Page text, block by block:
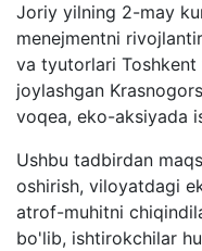
Joriy yilning 2-may
menejmentni
va tyutorlari
joylashgan
voqea, eko-aksiyada
Ushbu tadbirdan
oshirish, viloyatdagi
atrof-muhitni
bo'lib, ishtirokchilar